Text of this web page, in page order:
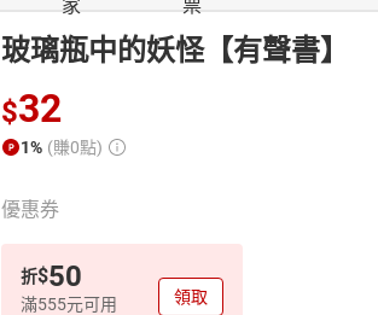
玻璃瓶中的妖怪【有聲書】
$32
1% (賺0點)
優惠券
折$50
滿555元可用 領取